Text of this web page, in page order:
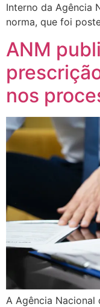
Interno da Agência
norma, que foi
ANM
nos
A Agência Nacional